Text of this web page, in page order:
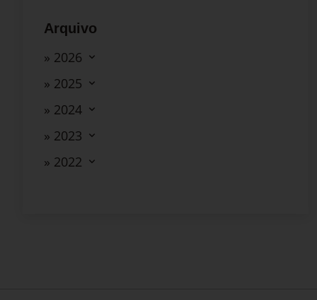
Arquivo
» 2026
» 2025
» 2024
» 2023
» 2022